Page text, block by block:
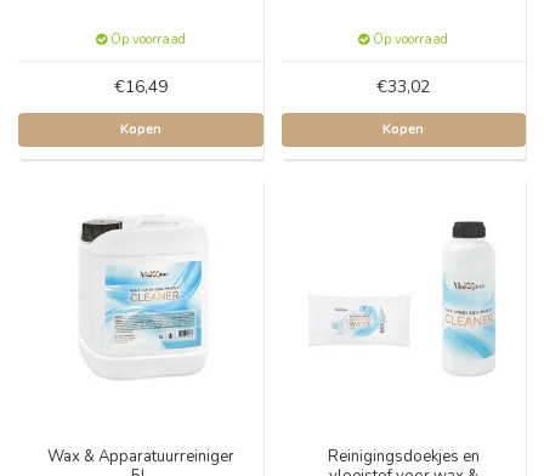
Op voorraad
€16,49
Kopen
Op voorraad
€33,02
Kopen
Wax & Apparatuurreiniger
Reinigingsdoekjes en